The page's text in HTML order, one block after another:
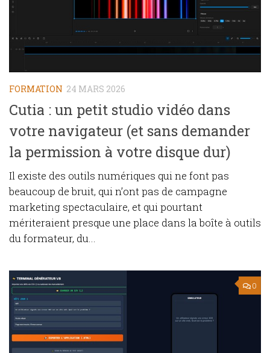
FORMATION 24 MARS 2026
Cutia : un petit studio vidéo dans
votre navigateur (et sans demander
la permission à votre disque dur)
Il existe des outils numériques qui ne font pas
beaucoup de bruit, qui n’ont pas de campagne
marketing spectaculaire, et qui pourtant
mériteraient presque une place dans la boîte à outils
du formateur, du...
0